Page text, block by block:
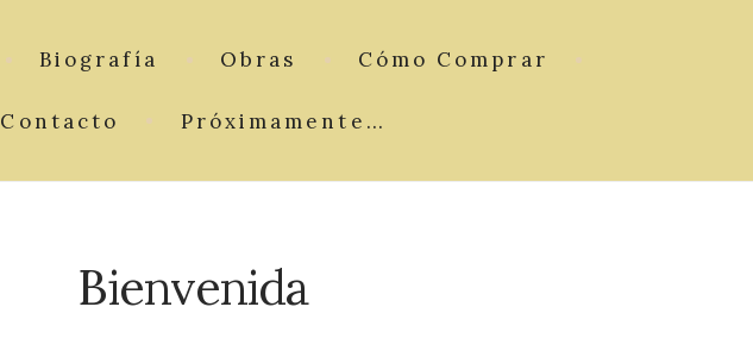
Biografía Obras Cómo Comprar
Contacto Próximamente…
Bienvenida